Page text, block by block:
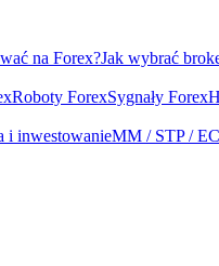
na Forex?Jak wybrać
Roboty ForexSygnały Forex
i inwestowanieMM / STP /